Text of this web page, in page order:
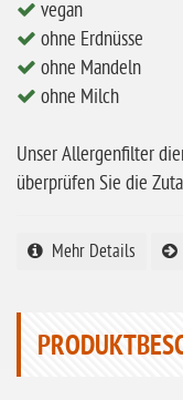
ohne Senf
ohne Sesam
ohne Guarkernmehl
ohne Vanille
glutenfrei
vegan
ohne Erdnüsse
ohne Mandeln
ohne Milch
Unser Allergenfilter
überprüfen Sie die
Mehr Details